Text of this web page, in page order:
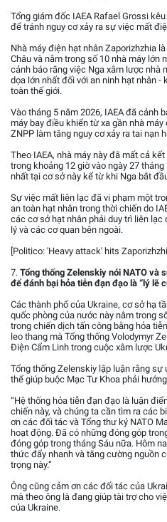
Tổng giám đốc IAEA Rafael Grossi
để tránh nguy cơ xảy ra sự việc mất
Nhà máy điện hạt nhân Zaporizhzhia
Châu và nằm trong số 10 nhà máy lớn
cảnh báo rằng việc Nga xâm lược nhà
dọa lớn nhất đối với an ninh hạt nhân -
toàn thế giới.
Vào tháng 5 năm 2026, IAEA đã cảnh
máy bay điều khiển từ xa gần nhà
ZNPP làm tăng nguy cơ xảy ra tai nạn
Theo IAEA, nhà máy này đã mất cả
trong khoảng 12 giờ vào ngày 27
nhất tại cơ sở này kể từ khi Nga bắt
Sự việc mất liên lạc đã vi phạm một
an toàn hạt nhân trong thời chiến do
các cơ sở hạt nhân phải duy trì liên
lý và các cơ quan bên ngoài.
[Politico: 'Heavy attack' hits
7. Tổng thống Zelenskiy nói NATO và
để đánh bại hỏa tiễn đạn đạo là “lý lẽ
Các thành phố của Ukraine, cơ sở hạ
quốc phòng của nước này nằm trong
trong chiến dịch tấn công bằng hỏa
leo thang mà Tổng thống Volodymyr
Điện Cẩm Linh trong cuộc xâm lược
Tổng thống Zelenskiy lập luận rằng
thể giúp buộc Mạc Tư Khoa phải
“Hệ thống hỏa tiễn đạn đạo là luận
chiến này, và chúng ta cần tìm ra các
ơn các đối tác và Tổng thư ký NATO
hoạt động. Đã có những đóng góp
đóng góp trong tháng Sáu nữa. Hôm
thức đẩy nhanh và tăng cường nguồn
trọng này.”
Ông cũng cảm ơn các đối tác của
mà theo ông là đang giúp tài trợ cho
của Ukraine.